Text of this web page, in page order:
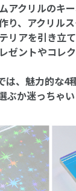
アクリルのキ
り、アクリル
リアを引き立て
ゼントやコレ
は、魅力的な4
ぶか迷っちゃい